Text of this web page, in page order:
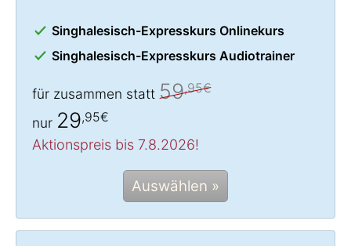
Singhalesisch-Expresskurs Onlinekurs
Singhalesisch-Expresskurs Audiotrainer
für zusammen statt 59,95€
nur 29,95€
Aktionspreis bis 7.8.2026!
Auswählen »